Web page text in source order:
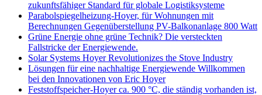
zukunftsfähiger Standard für globale Logistiksysteme
Parabolspiegelheizung-Hoyer, für Wohnungen mit
Berechnungen Gegenüberstellung PV-Balkonanlage 800 Watt
Grüne Energie ohne grüne Technik? Die versteckten
Fallstricke der Energiewende.
Solar Systems Hoyer Revolutionizes the Stove Industry
Lösungen für eine nachhaltige Energiewende Willkommen
bei den Innovationen von Eric Hoyer
Feststoffspeicher-Hoyer ca. 900 °C, die ständig vorhanden ist,